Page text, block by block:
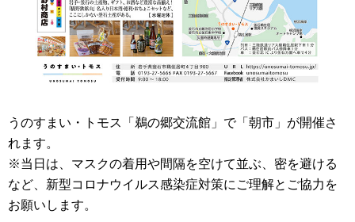
うのすまい・トモス「鵜の郷交流館」で「朝市」が開催さ
れます。
※当日は、マスクの着用や間隔を空けて並ぶ、密を避ける
など、新型コロナウイルス感染症対策にご理解とご協力を
お願いします。